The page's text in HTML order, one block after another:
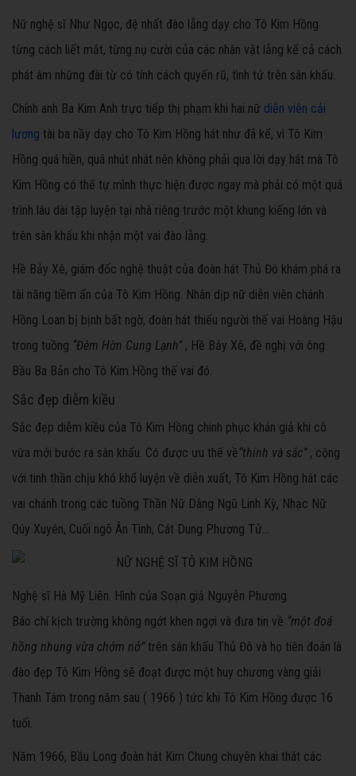
Nữ nghệ sĩ Như Ngọc, đệ nhất đào lẵng dạy cho Tô Kim Hồng
từng cách liết mắt, từng nụ cười của các nhân vật lẵng kể cả cách
phát âm những đài từ có tính cách quyến rũ, tình tứ trên sân khấu.
Chính anh Ba Kim Anh trực tiếp thị phạm khi hai nữ diễn viên cải
lương tài ba nầy dạy cho Tô Kim Hồng hát như đã kể, vì Tô Kim
Hồng quá hiền, quá nhút nhát nên không phải qua lời dạy hát mà Tô
Kim Hồng có thể tự mình thực hiện được ngay mà phải có một quá
trình lâu dài tập luyện tại nhà riêng trước một khung kiếng lớn và
trên sân khấu khi nhận một vai đào lẵng.
Hề Bảy Xê, giám đốc nghệ thuật của đoàn hát Thủ Đô khám phá ra
tài năng tiềm ẩn của Tô Kim Hồng. Nhân dịp nữ diễn viên chánh
Hồng Loan bị bịnh bất ngờ, đoàn hát thiếu người thế vai Hoàng Hậu
trong tuồng “Đêm Hờn Cung Lạnh” , Hề Bảy Xê, đề nghị với ông
Bầu Ba Bản cho Tô Kim Hồng thế vai đó.
Sắc đẹp diễm kiều
Sắc đẹp diễm kiều của Tô Kim Hồng chinh phục khán giả khi cô
vừa mới bước ra sân khấu. Có được ưu thế về“thinh và sắc” , cộng
với tinh thần chịu khó khổ luyện về diễn xuất, Tô Kim Hồng hát các
vai chánh trong các tuồng Thần Nữ Dâng Ngũ Linh Kỳ, Nhạc Nữ
Qúy Xuyên, Cuối ngõ Ân Tình, Cát Dung Phương Tử…
Nghệ sĩ Hà Mỹ Liên. Hình của Soạn giả Nguyễn Phương.
Báo chí kịch trường không ngớt khen ngợi và đưa tin về “một đoá
hồng nhung vừa chớm nở” trên sân khấu Thủ Đô và họ tiên đoán là
đào đẹp Tô Kim Hồng sẽ đoạt được một huy chương vàng giải
Thanh Tâm trong năm sau ( 1966 ) tức khi Tô Kim Hồng được 16
tuổi.
Năm 1966, Bầu Long đoàn hát Kim Chung chuyên khai thát các